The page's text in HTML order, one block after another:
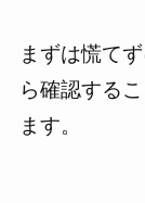
まずは慌て
ら確認する
ます。